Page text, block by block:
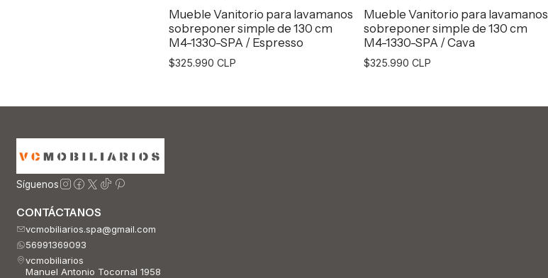
Mueble Vanitorio para lavamanos
sobreponer simple de 130 cm
M4-1330-SPA / Espresso
$325.990 CLP
Mueble Vanitorio para lavamanos
sobreponer simple de 130 cm
M4-1330-SPA / Cava
$325.990 CLP
Síguenos
CONTÁCTANOS
vcmobiliarios.spa@gmail.com
56991369093
vcmobiliarios
Manuel Antonio Tocornal 1958